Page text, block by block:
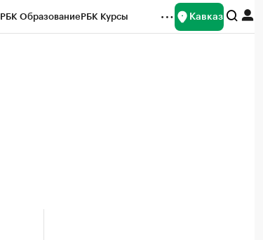
РБК ОбразованиеРБК Курсы Кавказ